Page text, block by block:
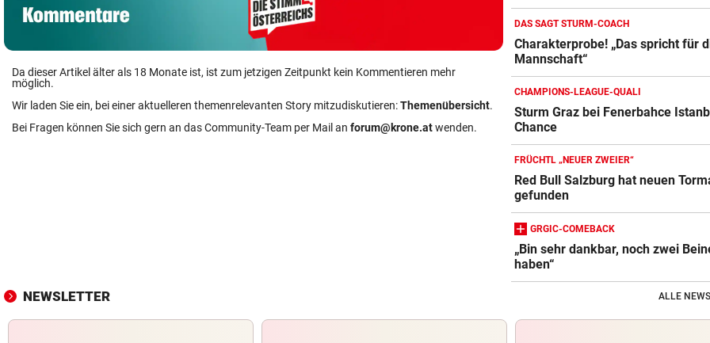
Da dieser Artikel älter als 18 Monate ist, ist zum jetzigen Zeitpunkt kein Kommentieren mehr
möglich.
Wir laden Sie ein, bei einer aktuelleren themenrelevanten Story mitzudiskutieren:Themenübersicht.
Bei Fragen können Sie sich gern an das Community-Team per Mail an forum@krone.atwenden.
DAS SAGT STURM-COACH
Charakterprobe! „Das spricht für
Mannschaft“
CHAMPIONS-LEAGUE-QUALI
Sturm Graz bei Fenerbahce
Chance
FRÜCHTL „NEUER ZWEIER“
Red Bull Salzburg hat neuen
gefunden
GRGIC-COMEBACK
„Bin sehr dankbar, noch zwei
haben“
NEWSLETTER ALLE